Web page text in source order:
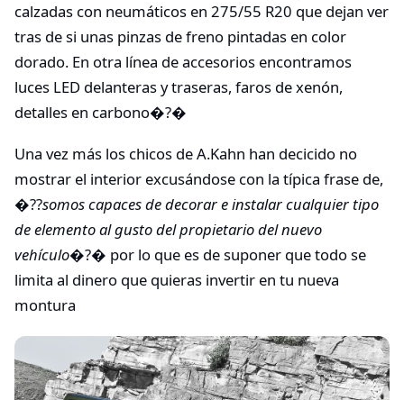
calzadas con neumáticos en 275/55 R20 que dejan ver
tras de si unas pinzas de freno pintadas en color
dorado. En otra línea de accesorios encontramos
luces LED delanteras y traseras, faros de xenón,
detalles en carbono�?�
Una vez más los chicos de A.Kahn han decicido no
mostrar el interior excusándose con la típica frase de,
�??somos capaces de decorar e instalar cualquier tipo
de elemento al gusto del propietario del nuevo
vehículo�?� por lo que es de suponer que todo se
limita al dinero que quieras invertir en tu nueva
montura